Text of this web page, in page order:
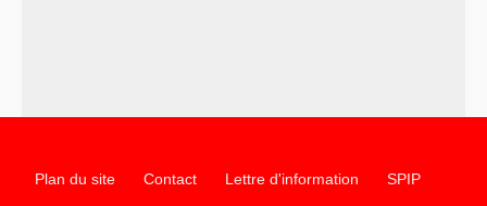
Plan du site Contact Lettre d'information SPIP